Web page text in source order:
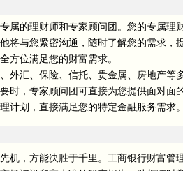
的理财师和专家顾问团。您的专属理
将与您紧密沟通，随时了解您的需求，
方位满足您的财富需求。
汇、保险、信托、贵金属、房地产等
时，专家顾问团可直接为您提供面对面
计划，直接满足您的特定金融服务需求。
，方能决胜于千里。工商银行财富管